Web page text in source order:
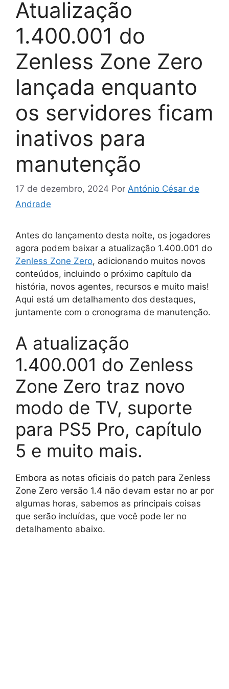
Atualização
1.400.001 do
Zenless Zone Zero
lançada enquanto
os servidores ficam
inativos para
manutenção
17 de dezembro, 2024 Por António César de
Andrade
Antes do lançamento desta noite, os jogadores
agora podem baixar a atualização 1.400.001 do
Zenless Zone Zero, adicionando muitos novos
conteúdos, incluindo o próximo capítulo da
história, novos agentes, recursos e muito mais!
Aqui está um detalhamento dos destaques,
juntamente com o cronograma de manutenção.
A atualização
1.400.001 do Zenless
Zone Zero traz novo
modo de TV, suporte
para PS5 Pro, capítulo
5 e muito mais.
Embora as notas oficiais do patch para Zenless
Zone Zero versão 1.4 não devam estar no ar por
algumas horas, sabemos as principais coisas
que serão incluídas, que você pode ler no
detalhamento abaixo.